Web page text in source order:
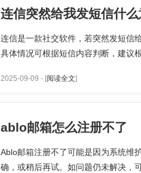
连信突然给我发短信什
连信是一款社交软件，若突然发短信
具体情况可根据短信内容判断，建议
2025-09-09 - [阅读全文]
ablo邮箱怎么注册不了
Ablo邮箱注册不了可能是因为系统维
确，或稍后再试。如问题仍未解决，